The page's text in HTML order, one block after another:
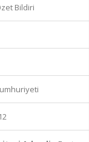
Bildiri